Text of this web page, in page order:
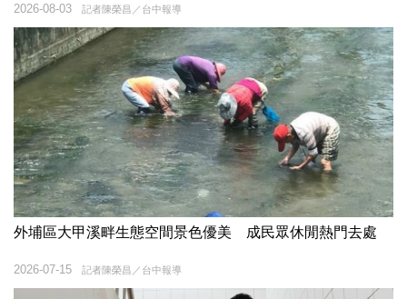
記者陳榮昌／台中報導
2026-08-03
外埔區大甲溪畔生態空間景色優美 成民眾休閒熱門去處
記者陳榮昌／台中報導
2026-07-15